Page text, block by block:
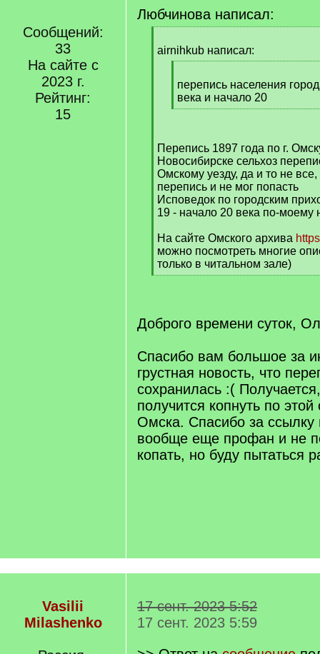
Сообщений:
33
На сайте с
2023 г.
Рейтинг:
15
Любчинова написал:
q
airnihkub написал:
q
]
перепись населения
века и начало 20
[
]
Перепись 1897 года по г.
Новосибирске сельхоз
Омскому уезду, да и то не все,
перепись и не мог попасть
Исповедок по городским
19 - начало 20 века по-моему
На сайте Омского архива
можно посмотреть многие
только в читальном зале)
[
]
Доброго времени суток,
Спасибо вам большое за
грустная новость, что
сохранилась :(
получится копнуть по
Омска. Спасибо за ссылку
вообще еще профан и не
копать, но буду пытаться
Vasilii
Milashenko
17 сент. 2023 5:52
17 сент. 2023 5:59